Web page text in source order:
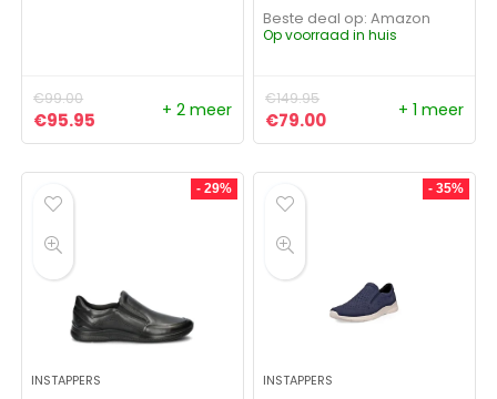
€99.00
Oorspronkelijke prijs was: €99.00.
€95.95 Huidige prijs is: €95.95.
+ 2 meer
Beste deal op:
Amazon
Op voorraad in huis
€149.95
Oorspronkelijke prijs was:
€79.00Huidige prijs is:
+ 1 meer
- 29%
INSTAPPERS
- 35%
INSTAPPERS